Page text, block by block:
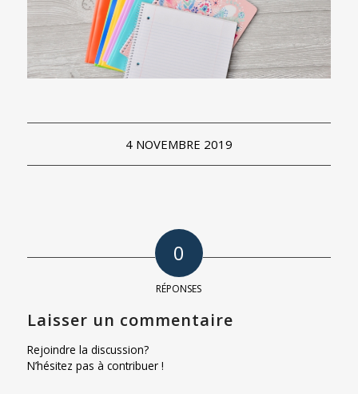
4 NOVEMBRE 2019
0
RÉPONSES
Laisser un commentaire
Rejoindre la discussion?
N’hésitez pas à contribuer !